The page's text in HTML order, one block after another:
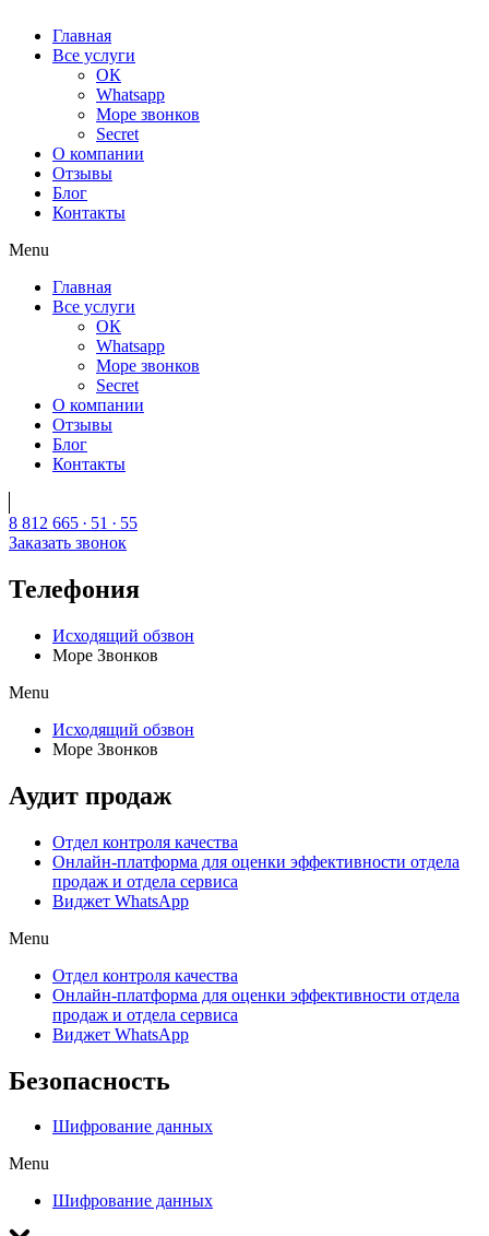
Главная
Все услуги
ОК
Whatsapp
Море звонков
Secret
О компании
Отзывы
Блог
Контакты
Menu
Главная
Все услуги
ОК
Whatsapp
Море звонков
Secret
О компании
Отзывы
Блог
Контакты
8 812 665 · 51 · 55
Заказать звонок
Телефония
Исходящий обзвон
Море Звонков
Menu
Исходящий обзвон
Море Звонков
Аудит продаж
Отдел контроля качества
Онлайн-платформа для оценки эффективности отдела
продаж и отдела сервиса
Виджет WhatsApp
Menu
Отдел контроля качества
Онлайн-платформа для оценки эффективности отдела
продаж и отдела сервиса
Виджет WhatsApp
Безопасность
Шифрование данных
Menu
Шифрование данных